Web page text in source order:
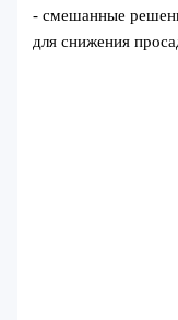
- смешанные
для снижения